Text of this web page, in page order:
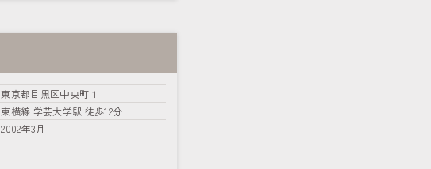
東京都目黒区中央町１
東横線 学芸大学駅 徒歩12分
2002年3月